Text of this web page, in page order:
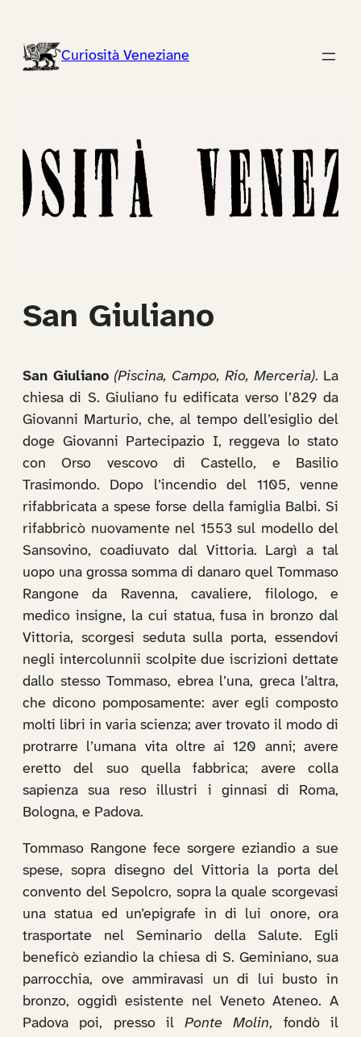
contenutoCuriosità Veneziane
San Giuliano
San Giuliano (Piscina, Campo, Rio, Merceria). La
chiesa di S. Giuliano fu edificata verso l’829 da
Giovanni Marturio, che, al tempo dell’esiglio del
doge Giovanni Partecipazio I, reggeva lo stato
con Orso vescovo di Castello, e Basilio
Trasimondo. Dopo l’incendio del 1105, venne
rifabbricata a spese forse della famiglia Balbi. Si
rifabbricò nuovamente nel 1553 sul modello del
Sansovino, coadiuvato dal Vittoria. Largì a tal
uopo una grossa somma di danaro quel Tommaso
Rangone da Ravenna, cavaliere, filologo, e
medico insigne, la cui statua, fusa in bronzo dal
Vittoria, scorgesi seduta sulla porta, essendovi
negli intercolunnii scolpite due iscrizioni dettate
dallo stesso Tommaso, ebrea l’una, greca l’altra,
che dicono pomposamente: aver egli composto
molti libri in varia scienza; aver trovato il modo di
protrarre l’umana vita oltre ai 120 anni; avere
eretto del suo quella fabbrica; avere colla
sapienza sua reso illustri i ginnasi di Roma,
Bologna, e Padova.
Tommaso Rangone fece sorgere eziandio a sue
spese, sopra disegno del Vittoria la porta del
convento del Sepolcro, sopra la quale scorgevasi
una statua ed un’epigrafe in di lui onore, ora
trasportate nel Seminario della Salute. Egli
beneficò eziandio la chiesa di S. Geminiano, sua
parrocchia, ove ammiravasi un di lui busto in
bronzo, oggidì esistente nel Veneto Ateneo. A
Padova poi, presso ilPonte Molin, fondò il